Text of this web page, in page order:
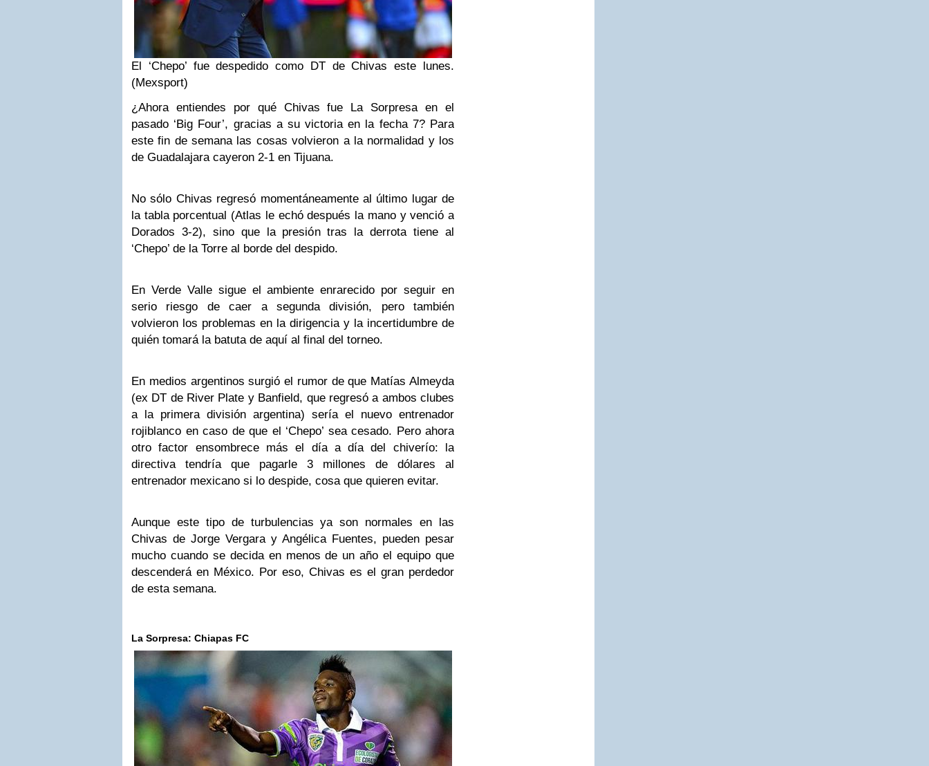
El ‘Chepo’ fue despedido como DT de Chivas este lunes.
(Mexsport)
¿Ahora entiendes por qué Chivas fue La Sorpresa en el
pasado ‘Big Four’, gracias a su victoria en la fecha 7? Para
este fin de semana las cosas volvieron a la normalidad y los
de Guadalajara cayeron 2-1 en Tijuana.
No sólo Chivas regresó momentáneamente al último lugar de
la tabla porcentual (Atlas le echó después la mano y venció a
Dorados 3-2), sino que la presión tras la derrota tiene al
‘Chepo’ de la Torre al borde del despido.
En Verde Valle sigue el ambiente enrarecido por seguir en
serio riesgo de caer a segunda división, pero también
volvieron los problemas en la dirigencia y la incertidumbre de
quién tomará la batuta de aquí al final del torneo.
En medios argentinos surgió el rumor de que Matías Almeyda
(ex DT de River Plate y Banfield, que regresó a ambos clubes
a la primera división argentina) sería el nuevo entrenador
rojiblanco en caso de que el ‘Chepo’ sea cesado. Pero ahora
otro factor ensombrece más el día a día del chiverío: la
directiva tendría que pagarle 3 millones de dólares al
entrenador mexicano si lo despide, cosa que quieren evitar.
Aunque este tipo de turbulencias ya son normales en las
Chivas de Jorge Vergara y Angélica Fuentes, pueden pesar
mucho cuando se decida en menos de un año el equipo que
descenderá en México. Por eso, Chivas es el gran perdedor
de esta semana.
La Sorpresa: Chiapas FC